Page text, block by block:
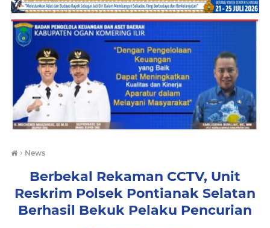
› News
Berbekal Rekaman CCTV, Unit
Reskrim Polsek Pontianak Selatan
Berhasil Bekuk Pelaku Pencurian